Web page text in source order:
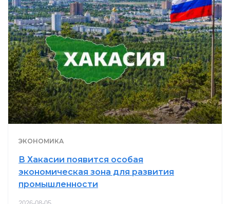
ЭКОНОМИКА
В Хакасии появится особая
экономическая зона для развития
промышленности